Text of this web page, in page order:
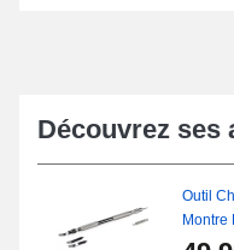
Découvrez ses
Outil
Montre